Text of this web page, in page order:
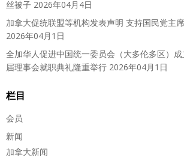
丝被子 2026年04月4日
加拿大促统联盟等机构发表声明 支持国民党主
2026年04月1日
全加华人促进中国统一委员会（大多伦多区）
届理事会就职典礼隆重举行 2026年04月1日
栏目
会员
新闻
加拿大新闻